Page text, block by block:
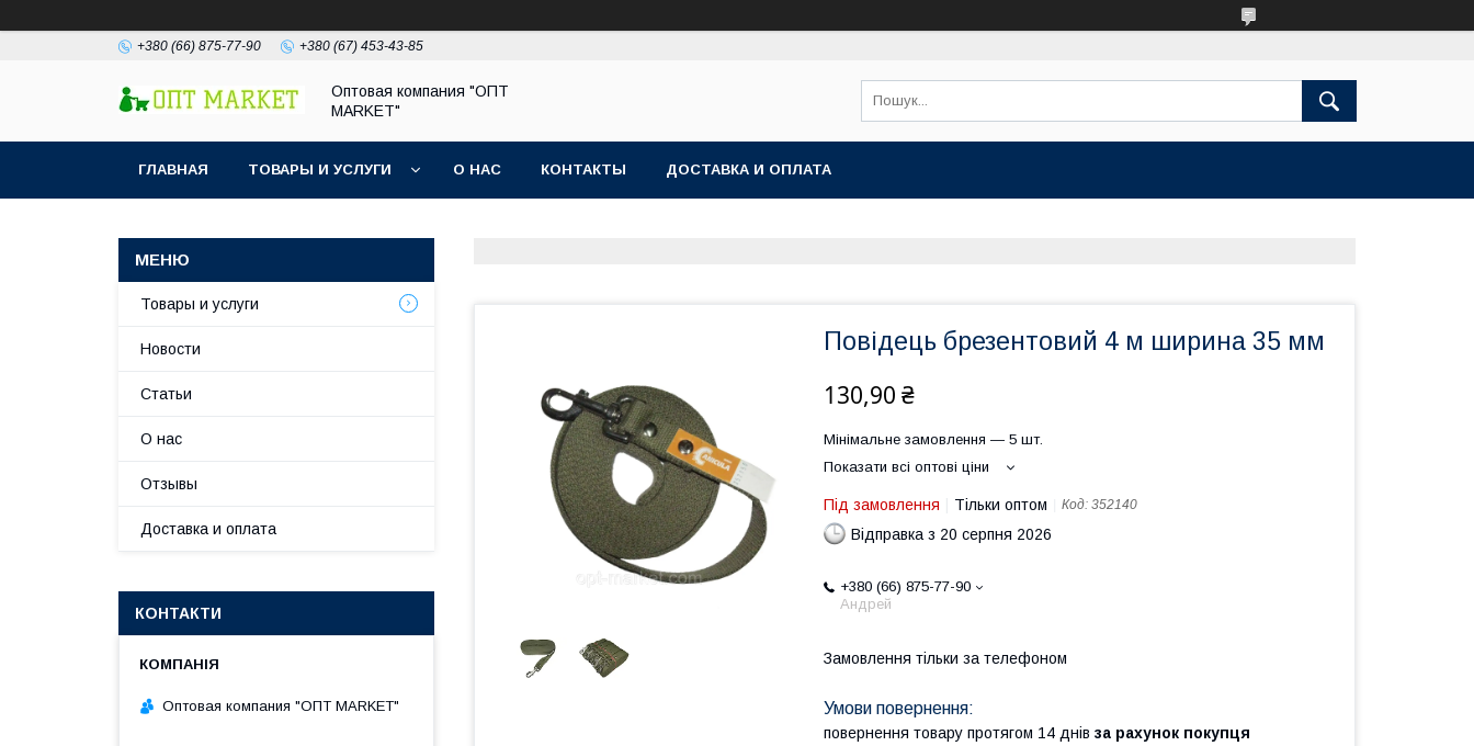
+380 (66) 875-77-90 +380 (67) 453-43-85
Оптовая компания "ОПТ
MARKET"
ГЛАВНАЯ ТОВАРЫ И УСЛУГИ О НАС КОНТАКТЫ ДОСТАВКА И ОПЛАТА
Повідець брезентовий 4 м ширина 35 мм
130,90 ₴
Мінімальне замовлення — 5 шт.
Показати всі оптові ціни
Під замовлення Тільки оптом Код: 352140
Відправка з 20 серпня 2026
+380 (66) 875-77-90
Андрей
Замовлення тільки за телефоном
повернення товару протягом 14 днів за рахунок покупця
Товары и услуги
Новости
Статьи
О нас
Отзывы
Доставка и оплата
КОНТАКТИ
Оптовая компания "ОПТ MARKET"